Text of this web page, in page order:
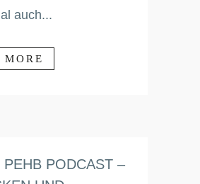
auch...
PEHB PODCAST –